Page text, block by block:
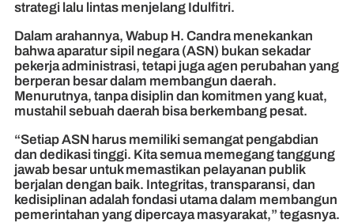
strategi lalu lintas menjelang Idulfitri.
Dalam arahannya, Wabup H. Candra menekankan
bahwa aparatur sipil negara (ASN) bukan sekadar
pekerja administrasi, tetapi juga agen perubahan yang
berperan besar dalam membangun daerah.
Menurutnya, tanpa disiplin dan komitmen yang kuat,
mustahil sebuah daerah bisa berkembang pesat.
“Setiap ASN harus memiliki semangat pengabdian
dan dedikasi tinggi. Kita semua memegang tanggung
jawab besar untuk memastikan pelayanan publik
berjalan dengan baik. Integritas, transparansi, dan
kedisiplinan adalah fondasi utama dalam membangun
pemerintahan yang dipercaya masyarakat,” tegasnya.